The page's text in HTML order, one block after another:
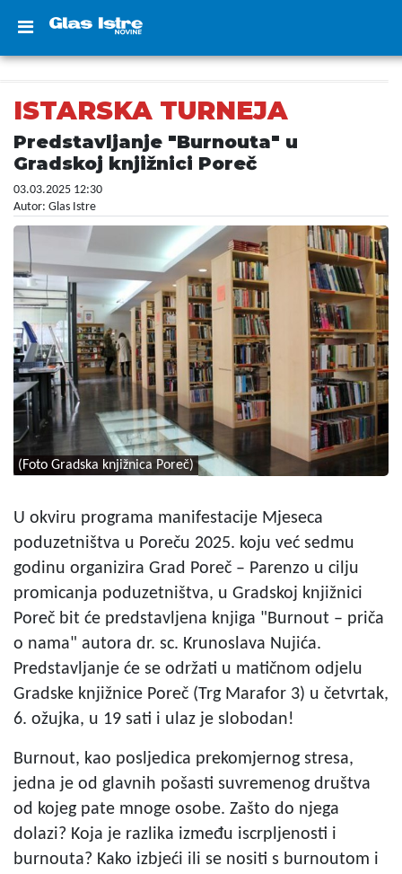
ISTARSKA TURNEJA
Predstavljanje "Burnouta" u
Gradskoj knjižnici Poreč
03.03.2025 12:30
Autor: Glas Istre
(Foto Gradska knjižnica Poreč)
U okviru programa manifestacije Mjeseca
poduzetništva u Poreču 2025. koju već sedmu
godinu organizira Grad Poreč – Parenzo u cilju
promicanja poduzetništva, u Gradskoj knjižnici
Poreč bit će predstavljena knjiga "Burnout – priča
o nama" autora dr. sc. Krunoslava Nujića.
Predstavljanje će se održati u matičnom odjelu
Gradske knjižnice Poreč (Trg Marafor 3) u četvrtak,
6. ožujka, u 19 sati i ulaz je slobodan!
Burnout, kao posljedica prekomjernog stresa,
jedna je od glavnih pošasti suvremenog društva
od kojeg pate mnoge osobe. Zašto do njega
dolazi? Koja je razlika između iscrpljenosti i
burnouta? Kako izbjeći ili se nositi s burnoutom i